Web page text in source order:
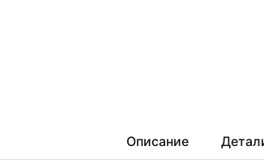
Описание